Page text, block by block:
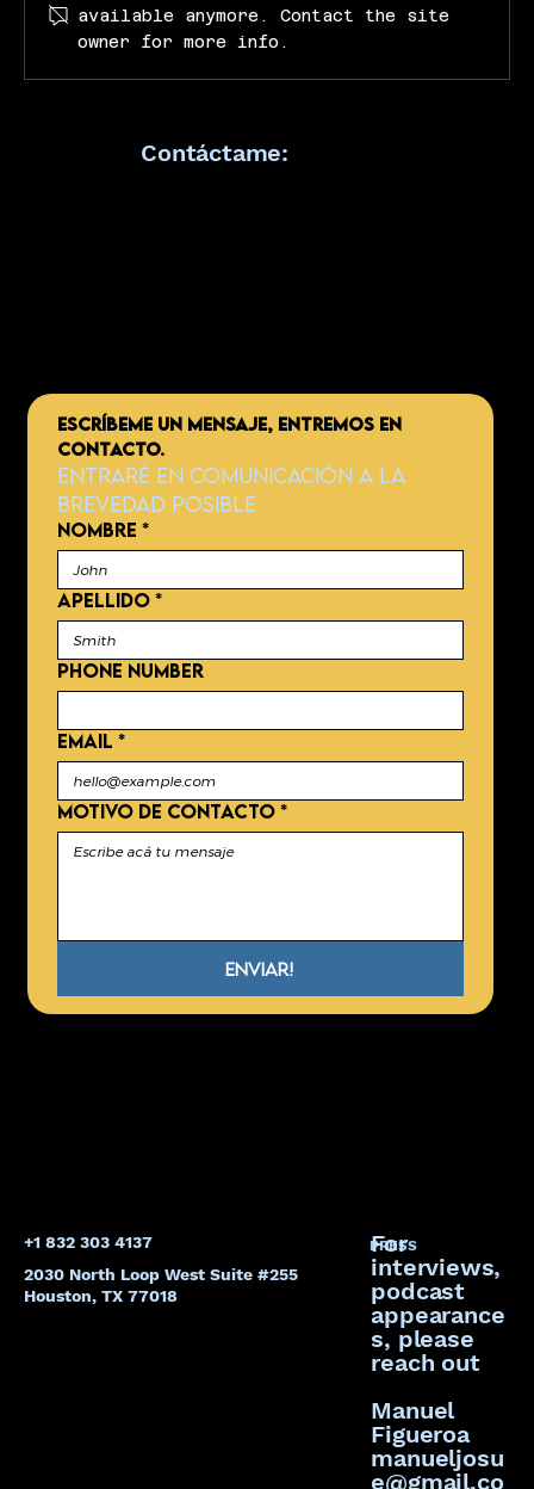
La Luz en el Fracaso: Por qué tu
available anymore. Contact the site
owner for more info.
Contáctame:
+1 832 303 4137
2030 North Loop West Suite #255
Houston, TX 77018
PRESS
For
interviews,
podcast
appearance
s, please
reach out
Manuel
Figueroa
manueljosu
e@gmail.co
ESCRÍBEME UN MENSAJE, ENTREMOS EN
CONTACTO.
Entraré en comunicación a la
brevedad posible
NOMBRE *
APELLIDO *
Phone number
EMAIL *
MOTIVO DE CONTACTO *
Enviar!